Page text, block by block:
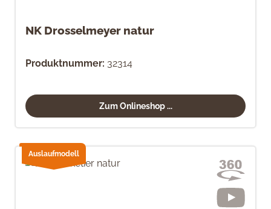
NK Drosselmeyer natur
Produktnummer: 32314
Zum Onlineshop ...
Auslaufmodell